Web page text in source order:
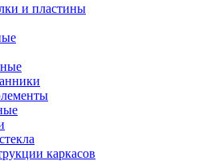
и пластины
каркасов